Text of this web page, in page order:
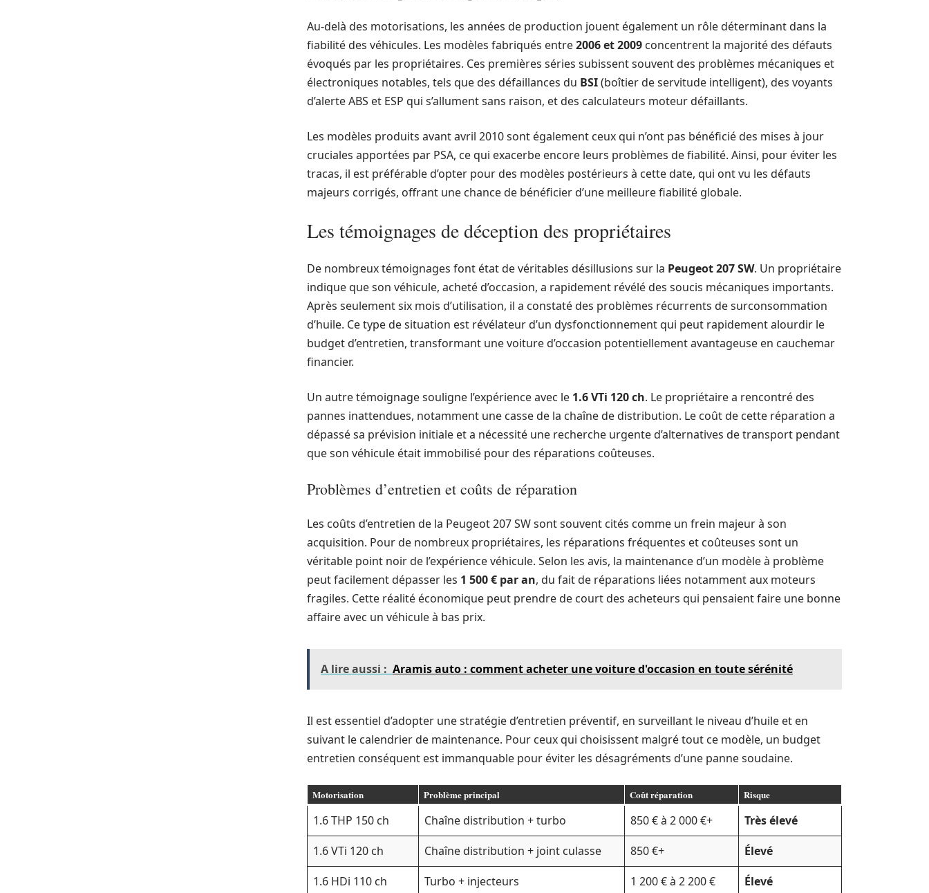
Au-delà des motorisations, les années de production jouent également un rôle déterminant dans la
fiabilité des véhicules. Les modèles fabriqués entre2006 et 2009 concentrent la majorité des défauts
évoqués par les propriétaires. Ces premières séries subissent souvent des problèmes mécaniques et
électroniques notables, tels que des défaillances du BSI(boîtier de servitude intelligent), des voyants
d’alerte ABS et ESP qui s’allument sans raison, et des calculateurs moteur défaillants.
Les modèles produits avant avril 2010 sont également ceux qui n’ont pas bénéficié des mises à jour
cruciales apportées par PSA, ce qui exacerbe encore leurs problèmes de fiabilité. Ainsi, pour éviter les
tracas, il est préférable d’opter pour des modèles postérieurs à cette date, qui ont vu les défauts
majeurs corrigés, offrant une chance de bénéficier d’une meilleure fiabilité globale.
Les témoignages de déception des propriétaires
De nombreux témoignages font état de véritables désillusions sur la Peugeot 207 SW. Un propriétaire
indique que son véhicule, acheté d’occasion, a rapidement révélé des soucis mécaniques importants.
Après seulement six mois d’utilisation, il a constaté des problèmes récurrents de surconsommation
d’huile. Ce type de situation est révélateur d’un dysfonctionnement qui peut rapidement alourdir le
budget d’entretien, transformant une voiture d’occasion potentiellement avantageuse en cauchemar
financier.
Un autre témoignage souligne l’expérience avec le 1.6 VTi 120 ch. Le propriétaire a rencontré des
pannes inattendues, notamment une casse de la chaîne de distribution. Le coût de cette réparation a
dépassé sa prévision initiale et a nécessité une recherche urgente d’alternatives de transport pendant
que son véhicule était immobilisé pour des réparations coûteuses.
Problèmes d’entretien et coûts de réparation
Les coûts d’entretien de la Peugeot 207 SW sont souvent cités comme un frein majeur à son
acquisition. Pour de nombreux propriétaires, les réparations fréquentes et coûteuses sont un
véritable point noir de l’expérience véhicule. Selon les avis, la maintenance d’un modèle à problème
peut facilement dépasser les 1 500 € par an, du fait de réparations liées notamment aux moteurs
fragiles. Cette réalité économique peut prendre de court des acheteurs qui pensaient faire une bonne
affaire avec un véhicule à bas prix.
A lire aussi : Aramis auto : comment acheter une voiture d'occasion en toute sérénité
Il est essentiel d’adopter une stratégie d’entretien préventif, en surveillant le niveau d’huile et en
suivant le calendrier de maintenance. Pour ceux qui choisissent malgré tout ce modèle, un budget
entretien conséquent est immanquable pour éviter les désagréments d’une panne soudaine.
Motorisation Problème principal Coût réparation Risque
1.6 THP 150 ch Chaîne distribution + turbo 850 € à 2 000 €+
Très élevé
1.6 VTi 120 ch
Chaîne distribution + joint culasse 850 €+
Élevé
1.6 HDi 110 ch
Turbo + injecteurs 1 200 € à 2 200 € Élevé